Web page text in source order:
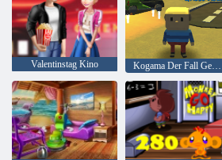
Valentinstag Kino Kogama Der Fall Geisterhaus